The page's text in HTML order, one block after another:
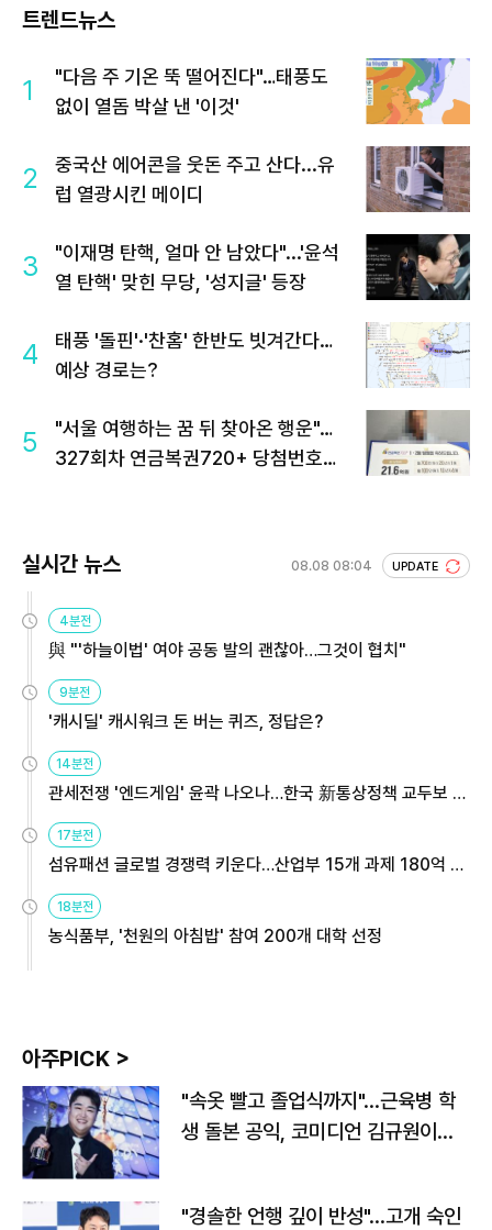
트렌드뉴스
1
"다음 주 기온 뚝 떨어진다"…태풍도
없이 열돔 박살 낸 '이것'
2
중국산 에어콘을 웃돈 주고 산다...유
럽 열광시킨 메이디
3
"이재명 탄핵, 얼마 안 남았다"...'윤석
열 탄핵' 맞힌 무당, '성지글' 등장
4
태풍 '돌핀'·'찬홈' 한반도 빗겨간다…
예상 경로는?
5
"서울 여행하는 꿈 뒤 찾아온 행운"…
327회차 연금복권720+ 당첨번호조
실시간 뉴스 08.08 08:04 UPDATE
4분전
與 "'하늘이법' 여야 공동 발의 괜찮아…그것이 협치"
9분전
'캐시딜' 캐시워크 돈 버는 퀴즈, 정답은?
14분전
관세전쟁 '엔드게임' 윤곽 나오나…한국 新통상정책 교두보 활
17분전
섬유패션 글로벌 경쟁력 키운다…산업부 15개 과제 180억 지
18분전
농식품부, '천원의 아침밥' 참여 200개 대학 선정
아주PICK >
"속옷 빨고 졸업식까지"…근육병 학
생 돌본 공익, 코미디언 김규원이었
"경솔한 언행 깊이 반성"…고개 숙인